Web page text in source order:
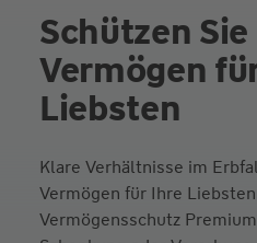
Schützen
Vermögen
Liebsten
Klare Verhältnisse im
Vermögen für Ihre
Vermögensschutz